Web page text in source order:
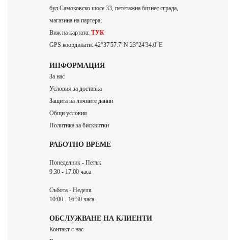
бул.Самоковско шосе 33, пететажна бизнес сграда,
магазина на партера;
Виж на картата: ТУК
GPS координати: 42°37'57.7"N 23°24'34.0"E
ИНФОРМАЦИЯ
За нас
Условия за доставка
Защита на личните данни
Общи условия
Политика за бисквитки
РАБОТНО ВРЕМЕ
Понеделник - Петък
9:30 - 17:00 часа
Събота - Неделя
10:00 - 16:30 часа
ОБСЛУЖВАНЕ НА КЛИЕНТИ
Контакт с нас